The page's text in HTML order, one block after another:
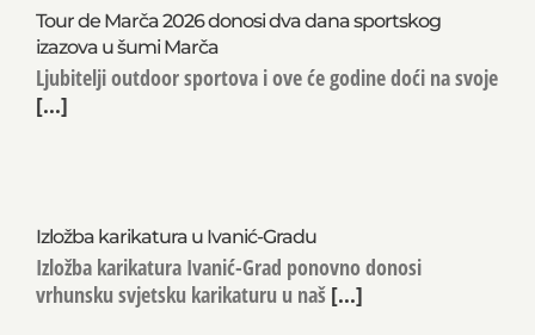
Tour de Marča 2026 donosi dva dana sportskog
izazova u šumi Marča
Ljubitelji outdoor sportova i ove će godine doći na svoje
[...]
Izložba karikatura u Ivanić-Gradu
Izložba karikatura Ivanić-Grad ponovno donosi
vrhunsku svjetsku karikaturu u naš [...]